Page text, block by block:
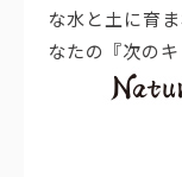
な水と土に育
なたの『次の